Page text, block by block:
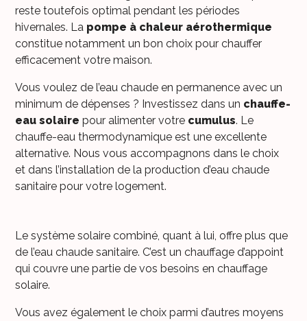
reste toutefois optimal pendant les périodes
hivernales. La pompe à chaleur aérothermique
constitue notamment un bon choix pour chauffer
efficacement votre maison.
Vous voulez de l’eau chaude en permanence avec un
minimum de dépenses ? Investissez dans un chauffe-
eau solaire pour alimenter votre cumulus. Le
chauffe-eau thermodynamique est une excellente
alternative. Nous vous accompagnons dans le choix
et dans l’installation de la production d’eau chaude
sanitaire pour votre logement.
Le système solaire combiné, quant à lui, offre plus que
de l’eau chaude sanitaire. C’est un chauffage d’appoint
qui couvre une partie de vos besoins en chauffage
solaire.
Vous avez également le choix parmi d’autres moyens